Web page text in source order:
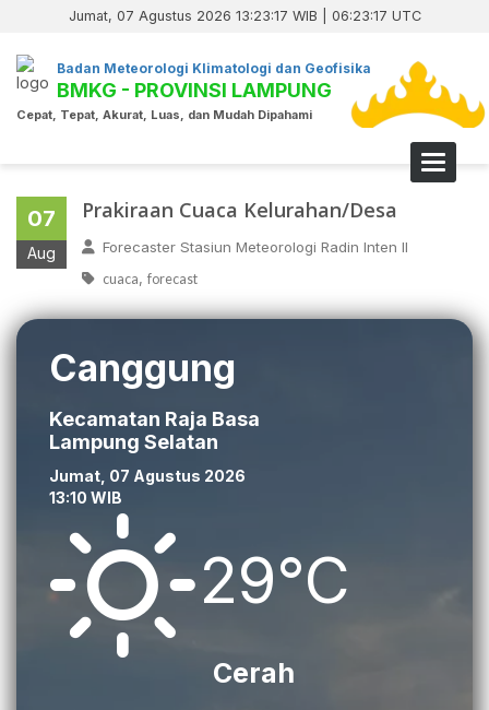
Jumat, 07 Agustus 2026 13:23:17 WIB | 06:23:17 UTC
Badan Meteorologi Klimatologi dan Geofisika
BMKG - PROVINSI LAMPUNG
Cepat, Tepat, Akurat, Luas, dan Mudah Dipahami
Toggle
07
Aug
Prakiraan Cuaca Kelurahan/Desa
Forecaster Stasiun Meteorologi Radin Inten II
cuaca, forecast
Canggung
Kecamatan Raja Basa
Lampung Selatan
Jumat, 07 Agustus 2026
13:10 WIB
29°C
Cerah